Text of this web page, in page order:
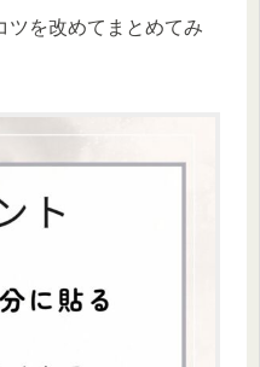
ツを改めてまとめてみ